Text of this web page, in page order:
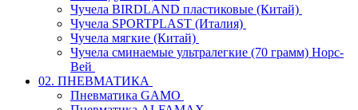
Чучела BIRDLAND пластиковые (Китай)
Чучела SPORTPLAST (Италия)
Чучела мягкие (Китай)
Чучела сминаемые ультралегкие (70 грамм) Норс-
Вей
02. ПНЕВМАТИКА
Пневматика GAMO